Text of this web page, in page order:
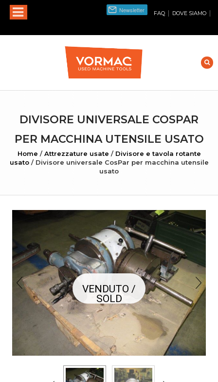
FAQ | DOVE SIAMO |
DIVISORE UNIVERSALE COSPAR
PER MACCHINA UTENSILE USATO
Home / Attrezzature usate / Divisore e tavola rotante
usato /Divisore universale CosPar per macchina utensile
usato
VENDUTO /
SOLD